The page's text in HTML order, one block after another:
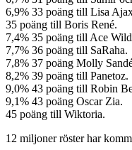
6,9% 33 poäng till Lisa
35 poäng till Boris René.
7,4% 35 poäng till Ace
7,7% 36 poäng till SaRaha.
7,8% 37 poäng Molly
8,2% 39 poäng till Panetoz.
9,0% 43 poäng till Robin
9,1% 43 poäng Oscar Zia.
45 poäng till Wiktoria.
12 miljoner röster har